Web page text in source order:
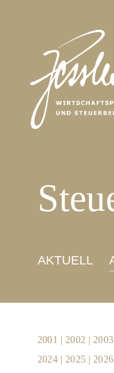
AKTUELL
2001 2002 |2003
2024| 2025 |2026